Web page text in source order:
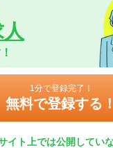
1分で登録完了！
無料で登録する！
イト上では公開してい